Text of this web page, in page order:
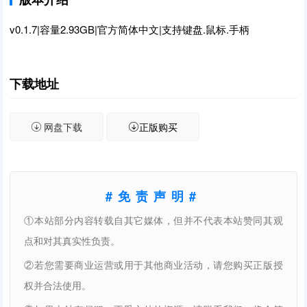
v0.1.7|容量2.93GB|官方简体中文|支持键盘.鼠标.手柄
下载地址
网盘下载 正版购买
#免责声明#
①本站部分内容转载自其它媒体，但并不代表本站赞同其观
点和对其真实性负责。
②若您需要商业运营或用于其他商业活动，请您购买正版授
权并合法使用。